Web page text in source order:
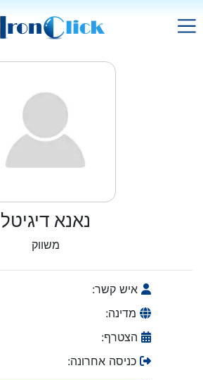
נאנא דיגיטל
משווק
איש קשר:
מדינה:
הצטרף:
כניסה אחרונה: